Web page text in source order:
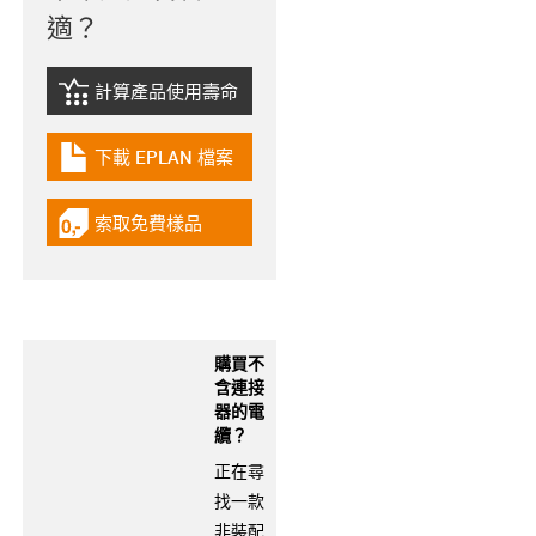
適？
igus-icon-lebensdauerrechner
計算產品使用壽命
igus-icon-download-plan
下載 EPLAN 檔案
igus-icon-gratismuster
索取免費樣品
購買不
含連接
器的電
纜？
正在尋
找一款
非裝配